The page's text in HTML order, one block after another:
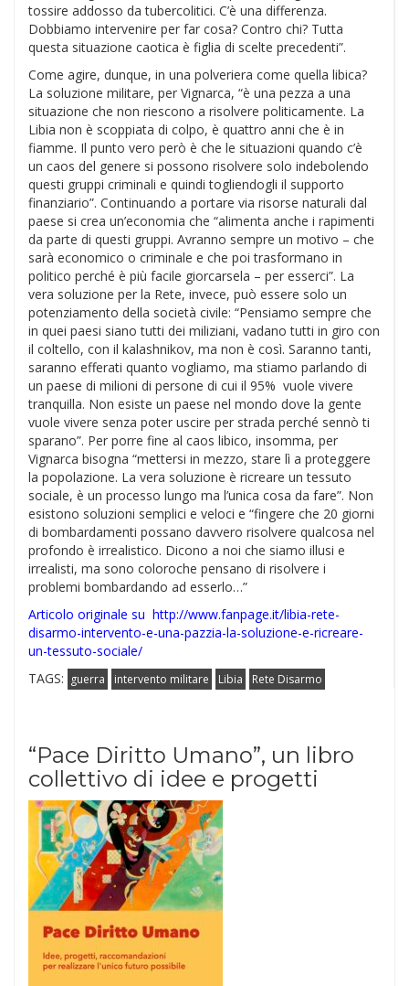
tossire addosso da tubercolitici. C’è una differenza.
Dobbiamo intervenire per far cosa? Contro chi? Tutta
questa situazione caotica è figlia di scelte precedenti”.
Come agire, dunque, in una polveriera come quella libica?
La soluzione militare, per Vignarca, “è una pezza a una
situazione che non riescono a risolvere politicamente. La
Libia non è scoppiata di colpo, è quattro anni che è in
fiamme. Il punto vero però è che le situazioni quando c’è
un caos del genere si possono risolvere solo indebolendo
questi gruppi criminali e quindi togliendogli il supporto
finanziario”. Continuando a portare via risorse naturali dal
paese si crea un’economia che “alimenta anche i rapimenti
da parte di questi gruppi. Avranno sempre un motivo – che
sarà economico o criminale e che poi trasformano in
politico perché è più facile giorcarsela – per esserci”. La
vera soluzione per la Rete, invece, può essere solo un
potenziamento della società civile: “Pensiamo sempre che
in quei paesi siano tutti dei miliziani, vadano tutti in giro con
il coltello, con il kalashnikov, ma non è così. Saranno tanti,
saranno efferati quanto vogliamo, ma stiamo parlando di
un paese di milioni di persone di cui il 95% vuole vivere
tranquilla. Non esiste un paese nel mondo dove la gente
vuole vivere senza poter uscire per strada perché sennò ti
sparano”. Per porre fine al caos libico, insomma, per
Vignarca bisogna “mettersi in mezzo, stare lì a proteggere
la popolazione. La vera soluzione è ricreare un tessuto
sociale, è un processo lungo ma l’unica cosa da fare”. Non
esistono soluzioni semplici e veloci e “fingere che 20 giorni
di bombardamenti possano davvero risolvere qualcosa nel
profondo è irrealistico. Dicono a noi che siamo illusi e
irrealisti, ma sono coloroche pensano di risolvere i
problemi bombardando ad esserlo…”
Articolo originale su http://www.fanpage.it/libia-rete-
disarmo-intervento-e-una-pazzia-la-soluzione-e-ricreare-
un-tessuto-sociale/
TAGS: guerra intervento militare Libia Rete Disarmo
“Pace Diritto Umano”, un libro
collettivo di idee e progetti